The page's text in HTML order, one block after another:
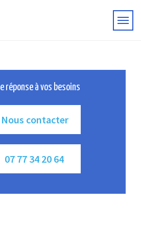
réponse à vos besoins
Nous contacter
07 77 34 20 64